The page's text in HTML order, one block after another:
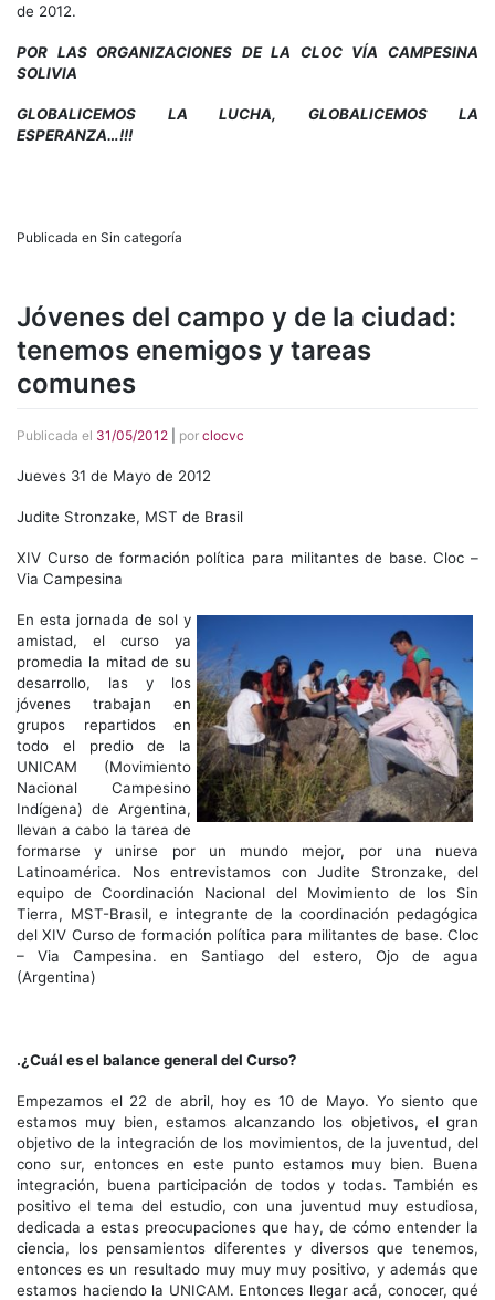
de 2012.
POR LAS ORGANIZACIONES DE LA CLOC VÍA CAMPESINA
SOLIVIA
GLOBALICEMOS LA LUCHA, GLOBALICEMOS LA
ESPERANZA…!!!
Publicada en Sin categoría
Jóvenes del campo y de la ciudad:
tenemos enemigos y tareas
comunes
Publicada el 31/05/2012 por clocvc
Jueves 31 de Mayo de 2012
Judite Stronzake, MST de Brasil
XIV Curso de formación política para militantes de base. Cloc –
Via Campesina
En esta jornada de sol y
amistad, el curso ya
promedia la mitad de su
desarrollo, las y los
jóvenes trabajan en
grupos repartidos en
todo el predio de la
UNICAM (Movimiento
Nacional Campesino
Indígena) de Argentina,
llevan a cabo la tarea de
formarse y unirse por un mundo mejor, por una nueva
Latinoamérica. Nos entrevistamos con Judite Stronzake, del
equipo de Coordinación Nacional del Movimiento de los Sin
Tierra, MST-Brasil, e integrante de la coordinación pedagógica
del XIV Curso de formación política para militantes de base. Cloc
– Via Campesina. en Santiago del estero, Ojo de agua
(Argentina)
.¿Cuál es el balance general del Curso?
Empezamos el 22 de abril, hoy es 10 de Mayo. Yo siento que
estamos muy bien, estamos alcanzando los objetivos, el gran
objetivo de la integración de los movimientos, de la juventud, del
cono sur, entonces en este punto estamos muy bien. Buena
integración, buena participación de todos y todas. También es
positivo el tema del estudio, con una juventud muy estudiosa,
dedicada a estas preocupaciones que hay, de cómo entender la
ciencia, los pensamientos diferentes y diversos que tenemos,
entonces es un resultado muy muy muy positivo, y además que
estamos haciendo la UNICAM. Entonces llegar acá, conocer, qué